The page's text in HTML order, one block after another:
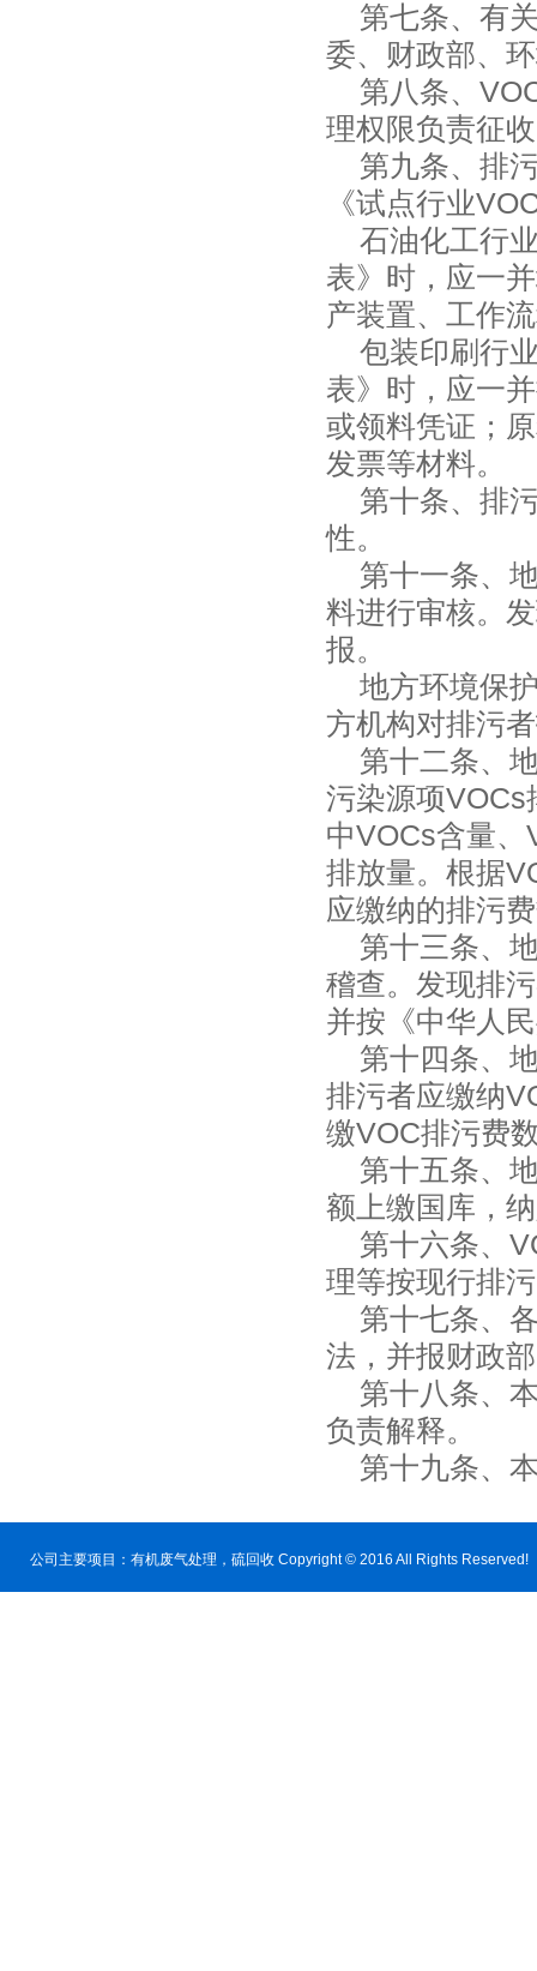
第七条、有关
委、财政部、
第八条、
理权限负责征
第九条、排污
《试点行业
石油化工行业
表》时，应一
产装置、工作
包装印刷行业
表》时，应一
或领料凭证；
发票等材料。
第十条、排污
性。
第十一条、地
料进行审核。
报。
地方环境保护
方机构对排污
第十二条、地
污染源项VOCs
中VOCs含量
排放量。根据
应缴纳的排污
第十三条、地
稽查。发现排
并按《中华人
第十四条、地
排污者应缴纳
缴VOC排污费
第十五条、地
额上缴国库，
第十六条、
理等按现行排
第十七条、各
法，并报财政
第十八条、本
负责解释。
第十九条、
公司主要项目： 有机废气处理 ，硫回收 Copyright © 2016 All Rights